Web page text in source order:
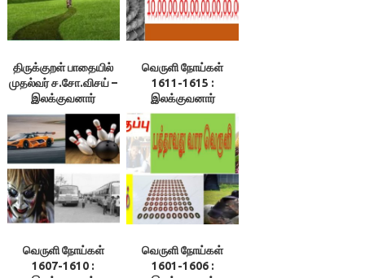
திருக்குறள் பாதையில்
முதல்வர் ச.சோ.விசய் –
இலக்குவனார்
திருவள்ளுவன்
வெருளி நோய்கள்
1611-1615 :
இலக்குவனார்
திருவள்ளுவன்
வெருளி நோய்கள்
1607-1610 :
வெருளி நோய்கள்
1601-1606 :